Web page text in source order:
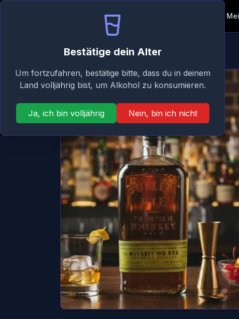
Bestätige dein Alter
Um fortzufahren, bestätige bitte, dass du in deinem
Land volljährig bist, um Alkohol zu konsumieren.
Ja, ich bin volljährig Nein, bin ich nicht
Zurück